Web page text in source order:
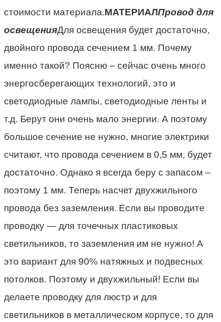
стоимости материала.МАТЕРИАЛПровод для
освещенияДля освещения будет достаточно,
двойного провода сечением 1 мм. Почему
именно такой? Поясню – сейчас очень много
энергосберегающих технологий, это и
светодиодные лампы, светодиодные ленты и
т.д. Берут они очень мало энергии. А поэтому
большое сечение не нужно, многие электрики
считают, что провода сечением в 0,5 мм, будет
достаточно. Однако я всегда беру с запасом –
поэтому 1 мм. Теперь насчет двухжильного
провода без заземления. Если вы проводите
проводку — для точечных пластиковых
светильников, то заземления им не нужно! А
это вариант для 90% натяжных и подвесных
потолков. Поэтому и двухжильный! Если вы
делаете проводку для люстр и для
светильников в металлическом корпусе, то для